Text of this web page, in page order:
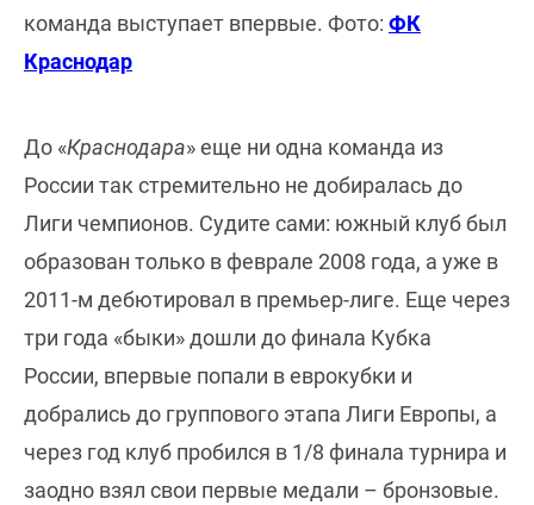
команда выступает впервые. Фото: ФК
Краснодар
До «Краснодара» еще ни одна команда из
России так стремительно не добиралась до
Лиги чемпионов. Судите сами: южный клуб был
образован только в феврале 2008 года, а уже в
2011-м дебютировал в премьер-лиге. Еще через
три года «быки» дошли до финала Кубка
России, впервые попали в еврокубки и
добрались до группового этапа Лиги Европы, а
через год клуб пробился в 1/8 финала турнира и
заодно взял свои первые медали – бронзовые.